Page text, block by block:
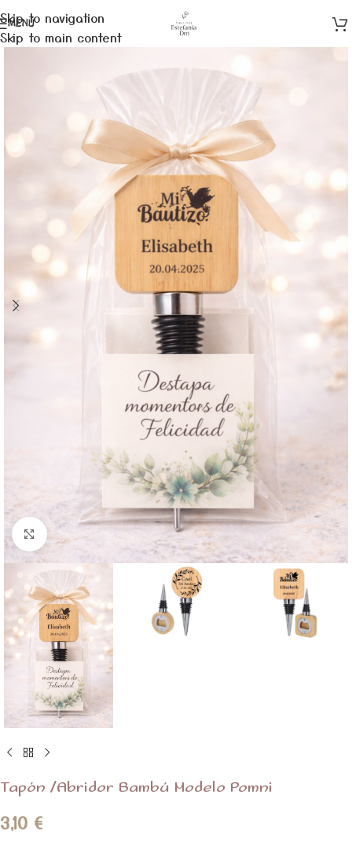
Skip to navigation
Skip to main content
MENÚ
Clic para ampliar
Tapón /Abridor Bambú Modelo Pomni
3,10 €